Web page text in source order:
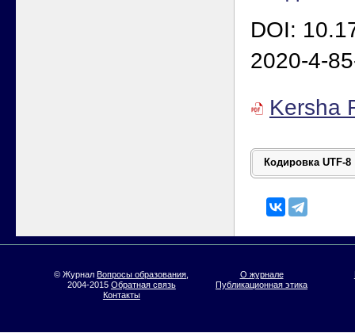
DOI:
2020-4-
Kersha
© ЖурналВопросы образования
2004-2015 Обратная связь
О журнале
Публикационная этика
Контакты